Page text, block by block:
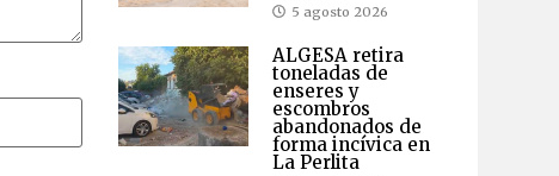
5 agosto 2026
ALGESA retira
toneladas de
enseres y
escombros
abandonados de
forma incívica en
La Perlita